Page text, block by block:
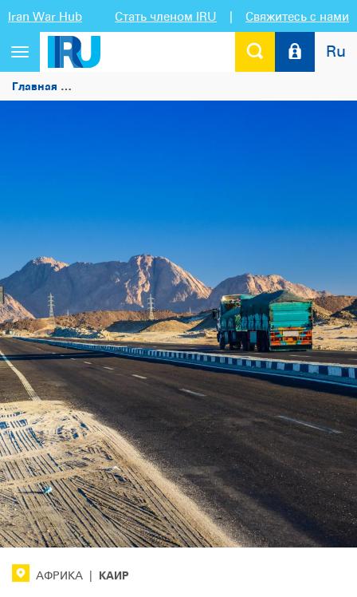
Iran War Hub Стать членом IRU | Свяжитесь с нами
Переключить
навигацию
Ru
Главная
АФРИКА КАИР